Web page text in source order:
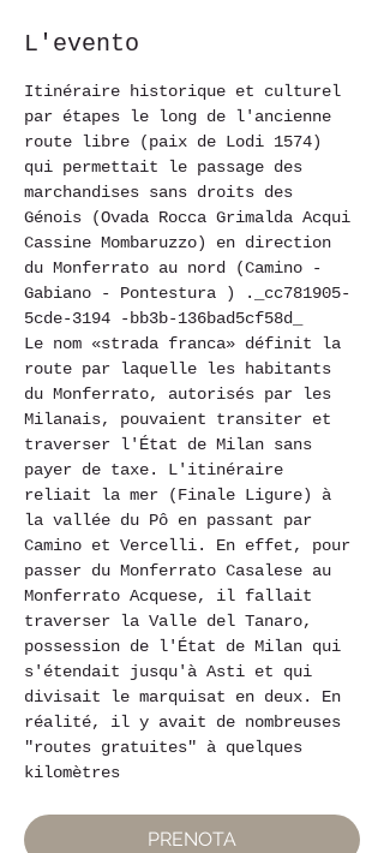
L'evento
Itinéraire historique et culturel
par étapes le long de l'ancienne
route libre (paix de Lodi 1574)
qui permettait le passage des
marchandises sans droits des
Génois (Ovada Rocca Grimalda Acqui
Cassine Mombaruzzo) en direction
du Monferrato au nord (Camino -
Gabiano - Pontestura ) ._cc781905-
5cde-3194 -bb3b-136bad5cf58d_
Le nom «strada franca» définit la
route par laquelle les habitants
du Monferrato, autorisés par les
Milanais, pouvaient transiter et
traverser l'État de Milan sans
payer de taxe. L'itinéraire
reliait la mer (Finale Ligure) à
la vallée du Pô en passant par
Camino et Vercelli. En effet, pour
passer du Monferrato Casalese au
Monferrato Acquese, il fallait
traverser la Valle del Tanaro,
possession de l'État de Milan qui
s'étendait jusqu'à Asti et qui
divisait le marquisat en deux. En
réalité, il y avait de nombreuses
"routes gratuites" à quelques
kilomètres
PRENOTA